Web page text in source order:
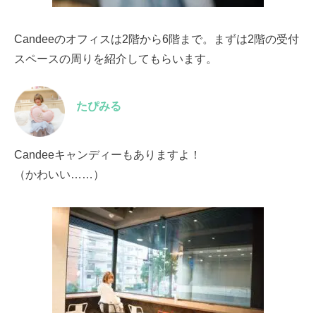
Candeeのオフィスは2階から6階まで。まずは2階の受付
スペースの周りを紹介してもらいます。
たぴみる
Candeeキャンディーもありますよ！
（かわいい……）